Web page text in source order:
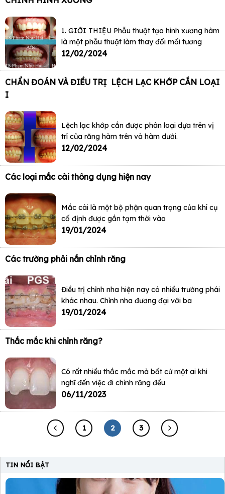
1. GIỚI THIỆU Phẫu thuật tạo hình xương hàm
là một phẫu thuật làm thay đổi mối tương
12/02/2024
CHẨN ĐOÁN VÀ ĐIỀU TRỊ LỆCH LẠC KHỚP CẮN LOẠI
I
Lệch lạc khớp cắn được phân loại dựa trên vị
trí của răng hàm trên và hàm dưới.
12/02/2024
Các loại mắc cài thông dụng hiện nay
Mắc cài là một bộ phận quan trọng của khí cụ
cố định được gắn tạm thời vào
19/01/2024
Các trường phải nắn chỉnh răng
Điều trị chỉnh nha hiện nay có nhiều trường phái
khác nhau. Chỉnh nha đương đại với ba
19/01/2024
Thắc mắc khi chỉnh răng?
Có rất nhiều thắc mắc mà bất cứ một ai khi
nghĩ đến việc đi chỉnh răng đều
06/11/2023
1 2 3
TIN NỔI BẬT